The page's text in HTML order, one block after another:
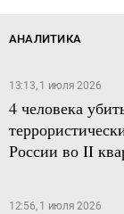
АНАЛИТИКА
13:13, 1 июля 2026
4 человека
России во II
12:56, 1 июля 2026